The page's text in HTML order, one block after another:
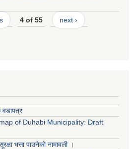
4 of 55 next ›
of Duhabi Municipality: Draft
भत्ता पाउनेको नामावली ।